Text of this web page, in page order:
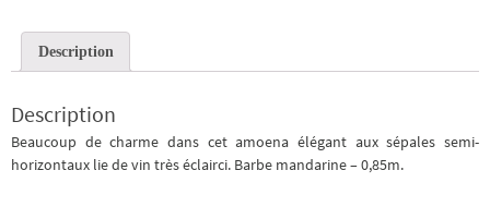
Description
Description
Beaucoup de charme dans cet amoena élégant aux sépales semi-
horizontaux lie de vin très éclairci. Barbe mandarine – 0,85m.